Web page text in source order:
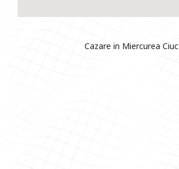
Cazare in Miercurea Ciuc